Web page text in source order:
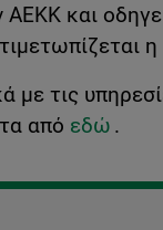
ΑΕΚΚ και
η
με τις
από εδώ .